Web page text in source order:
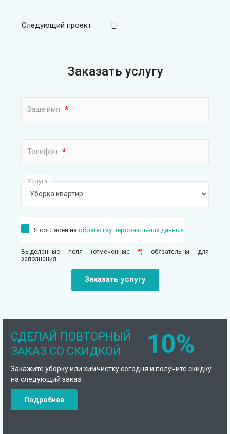
Следующий проект
Заказать услугу
Ваше имя: *
Телефон: *
Услуга:
Я согласен на обработку персональных данных
Выделенные поля (отмеченные *) обязательны для
заполнения.
СДЕЛАЙ ПОВТОРНЫЙ
ЗАКАЗ СО СКИДКОЙ
10%
Закажите уборку или химчистку сегодня и получите скидку
на следующий заказ.
Подробнее